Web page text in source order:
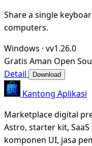
Share a single
computers.
Windows · vv1.26.0
Gratis Aman Open
Detail
Download
Kantong Aplikasi
Marketplace digital
Astro, starter kit,
komponen UI, jasa